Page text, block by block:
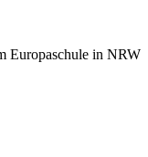
Europaschule in NRW